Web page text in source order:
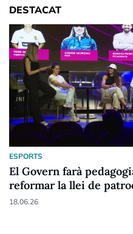
DESTACAT
ESPORTS
El Govern farà
reformar la llei de
18.06.26